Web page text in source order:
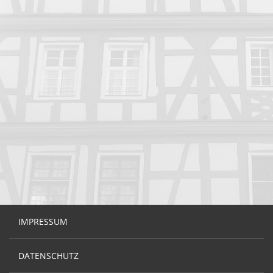
IMPRESSUM
DATENSCHUTZ